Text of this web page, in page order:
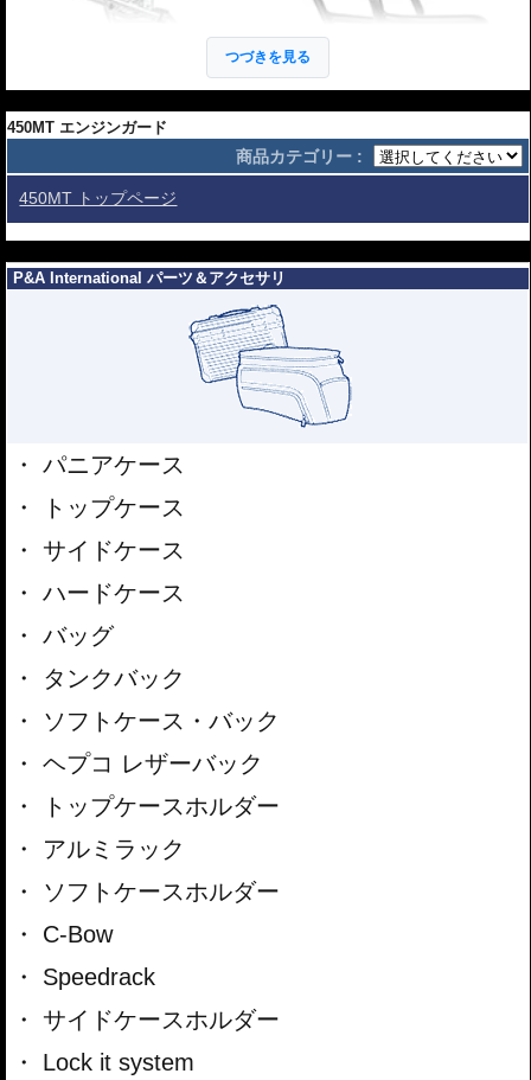
450MT用 エンジンガード
なぜヘプコ&ベッカーのエンジンガードが欧州の多くのライダーに選ばれている
性など、製品としての高い完成度が深く関係しています。
エンジンガートやタンクガードというと、一般的にエンジンや車体を守るも
の、と考える方が多いでしょう。 しかし、ヘプコ&ベッカーの考え方は少し違
います。
-- 全てはライダーの安全のために --
アクシデントは様々なものがあります
が、地面と車体の間への足の挟み込みは
意外と多く、この場合、重傷となるケー
スが多いです。 ヘプコ&ベッカーのエン
込んできてもその形状を維持する充分な強度が必要です。もちろんエンジンや
安全性に関してはパイプ内部に性質の異
せた2重構造を採用。肉厚スチールの加
&エラーより導きだされた耐衝撃性に優
ージを防ぐだけでなく、衝撃を多点に分
果が期待できます。
デザイン性に関してはデザイナーの意図を最大限汲み取り、またその車体を愛
わせ、長さや角度なども最適化。表面はパウダー塗装を採用し、高強度と高質
ます。
つづきを見る
450MT エンジンガード
商品カテゴリー :
450MT トップページ
P&A International パーツ＆アクセサリ
パニアケース
トップケース
サイドケース
ハードケース
バッグ
タンクバック
ソフトケース・バック
ヘプコ レザーバック
トップケースホルダー
アルミラック
ソフトケースホルダー
C-Bow
Speedrack
サイドケースホルダー
Lock it system